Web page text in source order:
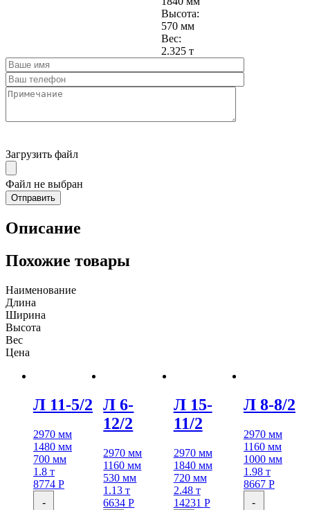
Высота:
570 мм
Вес:
2.325 т
Загрузить файл
Файл не выбран
Описание
Похожие товары
Наименование
Длина
Ширина
Высота
Вес
Цена
Л 11-5/2
2970 мм
1480 мм
700 мм
1.8 т
8774 Р
-
Л 6-
12/2
2970 мм
1160 мм
530 мм
1.13 т
6634Р
Л 15-
11/2
2970 мм
1840 мм
720 мм
2.48 т
14231 Р
Л 8-8/2
2970 мм
1160 мм
1000 мм
1.98 т
8667 Р
-